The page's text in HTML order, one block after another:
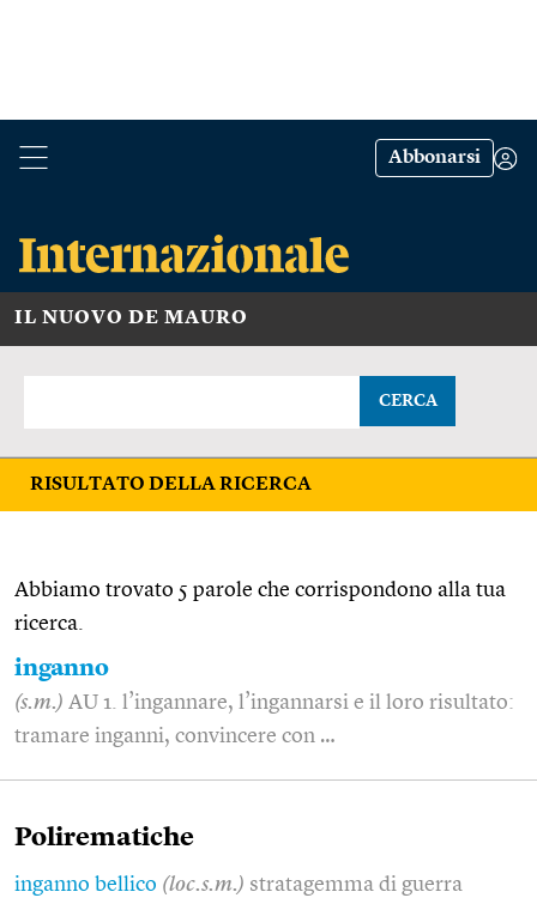
Abbonarsi
IL NUOVO DE MAURO
CERCA
RISULTATO DELLA RICERCA
Abbiamo trovato 5 parole che corrispondono alla tua
ricerca.
inganno
(s.m.) AU 1. l’ingannare, l’ingannarsi e il loro risultato:
tramare inganni, convincere con …
Polirematiche
inganno bellico (loc.s.m.) stratagemma di guerra